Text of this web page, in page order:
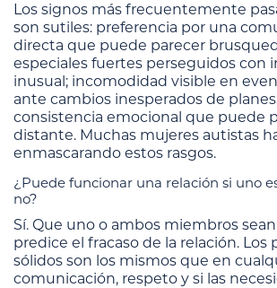
Los signos más frecuentemente
son sutiles: preferencia por una
directa que puede parecer
especiales fuertes perseguidos con
inusual; incomodidad visible en
ante cambios inesperados de
consistencia emocional que puede
distante. Muchas mujeres autistas
enmascarando estos rasgos.
¿Puede funcionar una relación si uno
no?
Sí. Que uno o ambos miembros
predice el fracaso de la relación. Los
sólidos son los mismos que en
comunicación, respeto y si las